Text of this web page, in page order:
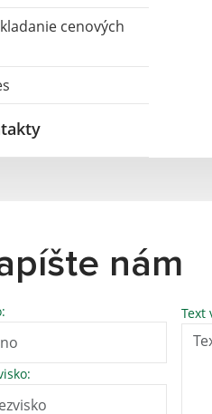
cenových
nám
Text